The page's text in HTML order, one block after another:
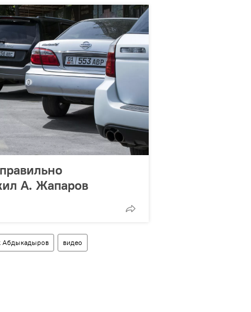
А. Жапаров
Абдыкадыров видео